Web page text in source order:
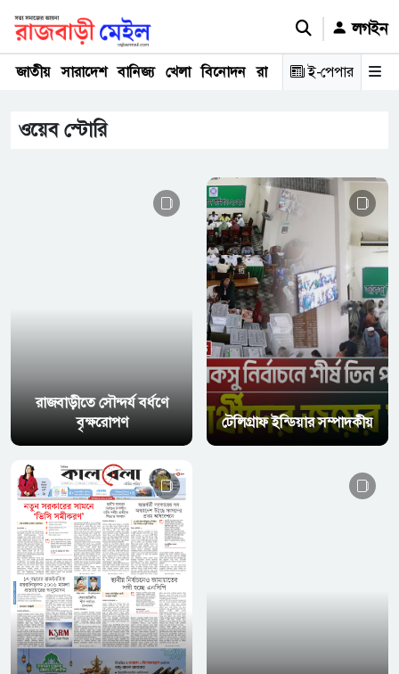
লগইন
জাতীয় সারাদেশ বানিজ্য খেলা বিনোদন রাজনীতি রাজধানী
ই-পেপার
ওয়েব স্টোরি
রাজবাড়ীতে সৌন্দর্য বর্ধণে
বৃক্ষরোপণ
টেলিগ্রাফ ইন্ডিয়ার সম্পাদকীয়